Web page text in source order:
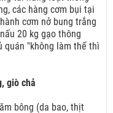
các hàng cơm bụi tại
cơm nở bung trắng
20 kg gạo thông
quán "không làm thế thì
giò chả
bông (da bao, thịt